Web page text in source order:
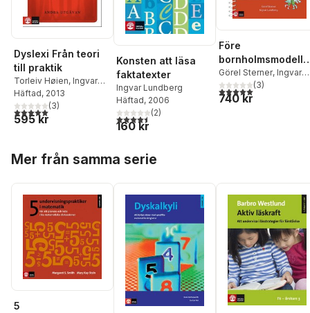
Dyslexi Från teori
till praktik
Torleiv Høien, Ingvar
Lundberg
Häftad, 2013
5,0utav 5 stjärnor. Totalt antal röster:
(3)
595 kr
Konsten att läsa
faktatexter
Ingvar Lundberg
Häftad, 2006
4,5utav 5 stjärnor. Totalt antal röster:
(2)
160 kr
Före
- språksamlingar i
förskolan, andra
upplagan
Görel Sterner, Ingvar
Lundberg
5,0utav 5 stjärnor.
(3)
740 kr
Mer från samma serie
5